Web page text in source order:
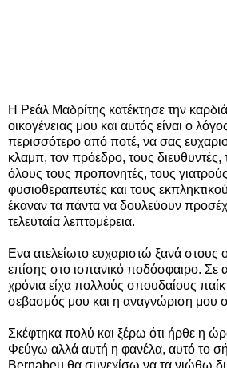
Η Ρεάλ Μαδρίτης κατέκτησε την
οικογένειας μου και αυτός είναι ο
περισσότερο από ποτέ, να σας
κλαμπ, τον πρόεδρο, τους διευθυντές,
όλους τους προπονητές, τους
φυσιοθεραπευτές και τους
έκαναν τα πάντα να δουλεύουν
τελευταία λεπτομέρεια.
Ενα ατελείωτο ευχαριστώ ξανά στους
επίσης στο ισπανικό ποδόσφαιρο. Σε
χρόνια είχα πολλούς σπουδαίους
σεβασμός μου και η αναγνώριση μου
Σκέφτηκα πολύ και ξέρω ότι ήρθε η
Φεύγω αλλά αυτή η φανέλα, αυτό το
Bernabeu θα συνεχίσω να τα νιώθω